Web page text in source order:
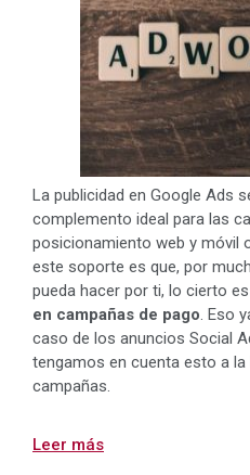
La publicidad en Google Ads
complemento ideal para las
posicionamiento web y móvil
este soporte es que, por
pueda hacer por ti, lo cierto
en campañas de pago . Eso
caso de los anuncios Social
tengamos en cuenta esto a
campañas.
Leer más